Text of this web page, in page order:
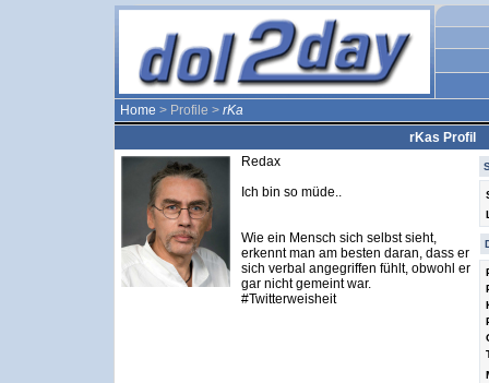
Home > Profile > rKa
rKas Profil
Redax
Ich bin so müde..
Wie ein Mensch sich selbst sieht,
erkennt man am besten daran, dass er
sich verbal angegriffen fühlt, obwohl er
gar nicht gemeint war.
#Twitterweisheit